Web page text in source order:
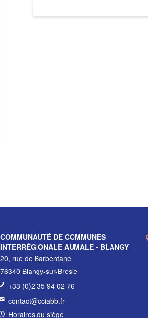
COMMUNAUTÉ DE COMMUNES
INTERRÉGIONALE AUMALE - BLANGY
20, rue de Barbentane
76340 Blangy-sur-Bresle
+33 (0)2 35 94 02 76
contact@cciabb.fr
Horaires du siège